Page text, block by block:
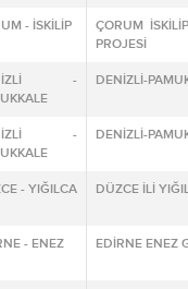
- İSKİLİP
ÇORUM
PROJESİ
-
DENİZLİ-
-
DENİZLİ-
- YIĞILCA DÜZCE İLİ
- ENEZ EDİRNE ENEZ